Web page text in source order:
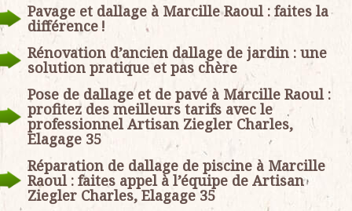
Pavage et dallage à Marcille Raoul : faites la
différence !
Rénovation d’ancien dallage de jardin : une
solution pratique et pas chère
Pose de dallage et de pavé à Marcille Raoul :
profitez des meilleurs tarifs avec le
professionnel Artisan Ziegler Charles,
Elagage 35
Réparation de dallage de piscine à Marcille
Raoul : faites appel à l’équipe de Artisan
Ziegler Charles, Elagage 35